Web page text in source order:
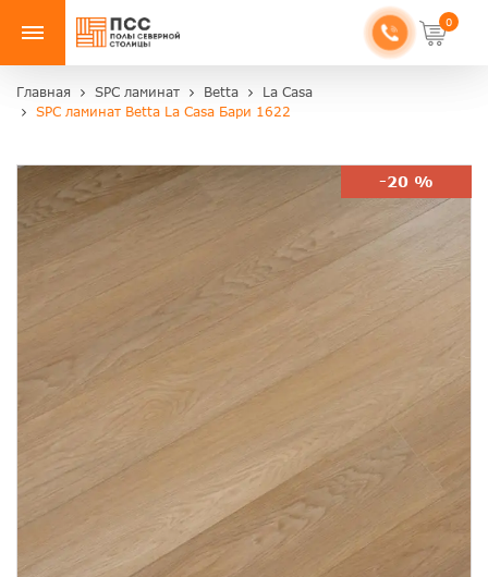
0
Главная SPC ламинат Betta
La Casa
SPC ламинат Betta La Casa Бари 1622
-20 %